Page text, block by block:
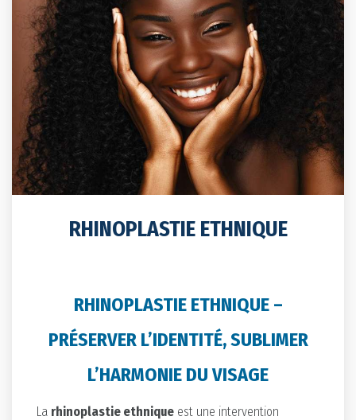
RHINOPLASTIE ETHNIQUE
RHINOPLASTIE ETHNIQUE –
PRÉSERVER L’IDENTITÉ, SUBLIMER
L’HARMONIE DU VISAGE
La rhinoplastie ethnique est une intervention